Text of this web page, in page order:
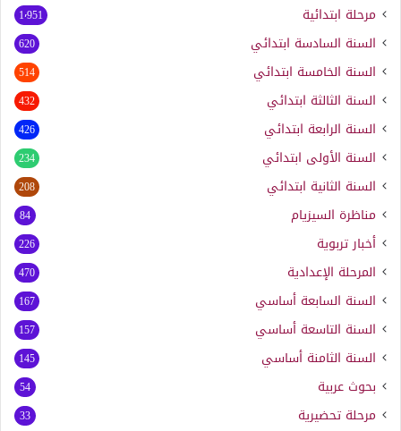
مرحلة ابتدائية 1٬951
السنة السادسة ابتدائي 620
السنة الخامسة ابتدائي 514
السنة الثالثة ابتدائي 432
السنة الرابعة ابتدائي 426
السنة الأولى ابتدائي 234
السنة الثانية ابتدائي 208
مناظرة السيزيام 84
أخبار تربوية 226
المرحلة الإعدادية 470
السنة السابعة أساسي 167
السنة التاسعة أساسي 157
السنة الثامنة أساسي 145
بحوث عربية 54
مرحلة تحضيرية 33